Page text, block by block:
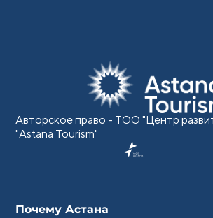
Авторское право - ТОО "Центр
"Astana Tourism"
Почему Астана